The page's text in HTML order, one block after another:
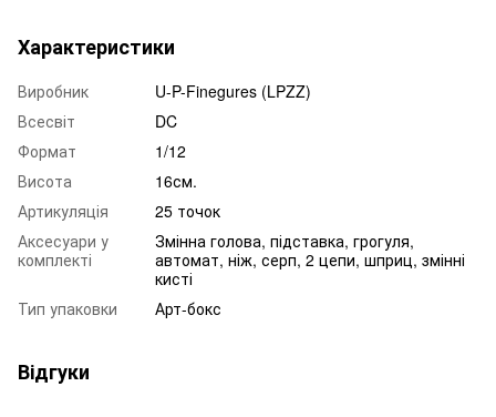
Характеристики
Виробник
U-P-Finegures (LPZZ)
Всесвіт
DC
Формат
1/12
Висота
16см.
Артикуляція
25 точок
Аксесуари у
комплекті
Змінна голова, підставка, грогуля,
автомат, ніж, серп, 2 цепи, шприц, змінні
кисті
Тип упаковки
Арт-бокс
Відгуки